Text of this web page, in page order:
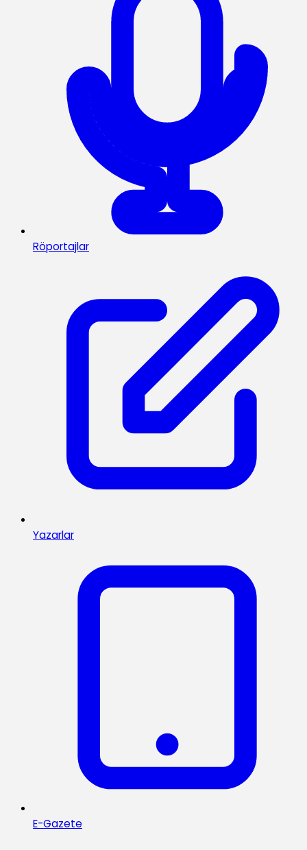
Röportajlar
Yazarlar
E-Gazete